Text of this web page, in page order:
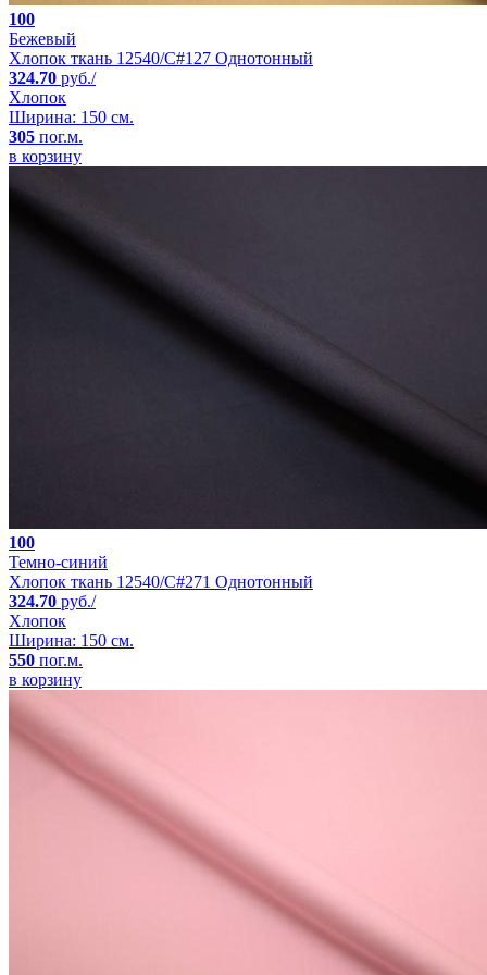
100
Бежевый
Хлопок ткань 12540/C#127 Однотонный
324.70 руб./
Хлопок
Ширина: 150 см.
305 пог.м.
в корзину
100
Темно-синий
Хлопок ткань 12540/C#271 Однотонный
324.70 руб./
Хлопок
Ширина: 150 см.
550 пог.м.
в корзину